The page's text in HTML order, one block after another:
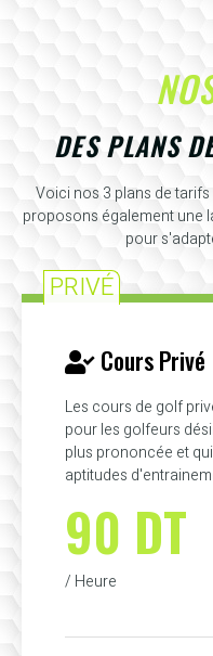
DES PLANS
Voici nos 3 plans de
proposons également une
pour
PRIVÉ
Cours Privé
Les cours de golf
pour les golfeurs
plus prononcée et
aptitudes
90 DT
/ Heure